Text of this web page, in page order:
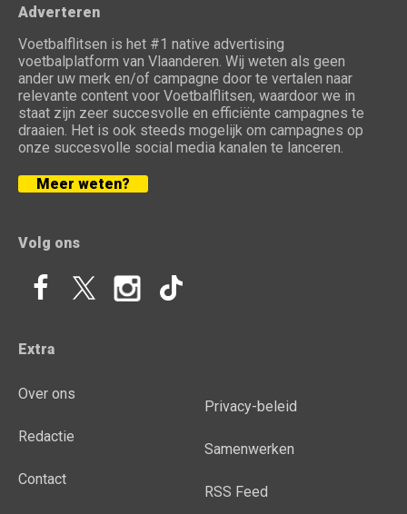
Adverteren
Voetbalflitsen is het #1 native advertising
voetbalplatform van Vlaanderen. Wij weten als geen
ander uw merk en/of campagne door te vertalen naar
relevante content voor Voetbalflitsen, waardoor we in
staat zijn zeer succesvolle en efficiënte campagnes te
draaien. Het is ook steeds mogelijk om campagnes op
onze succesvolle social media kanalen te lanceren.
Meer weten?
Volg ons
Extra
Over ons
Redactie
Contact
Privacy-beleid
Samenwerken
RSS Feed